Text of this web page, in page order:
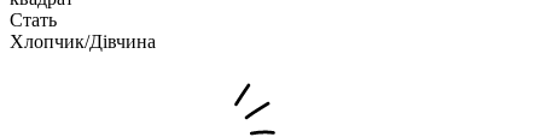
Стать
Хлопчик/Дiвчина